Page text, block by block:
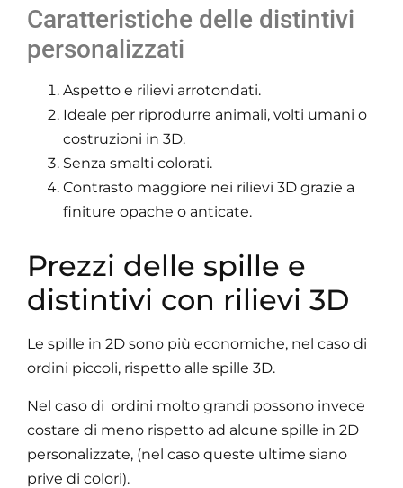
Caratteristiche delle distintivi
personalizzati
Aspetto e rilievi arrotondati.
Ideale per riprodurre animali, volti umani o
costruzioni in 3D.
Senza smalti colorati.
Contrasto maggiore nei rilievi 3D grazie a
finiture opache o anticate.
Prezzi delle spille e
distintivi con rilievi 3D
Le spille in 2D sono più economiche, nel caso di
ordini piccoli, rispetto alle spille 3D.
Nel caso di ordini molto grandi possono invece
costare di meno rispetto ad alcune spille in 2D
personalizzate, (nel caso queste ultime siano
prive di colori).